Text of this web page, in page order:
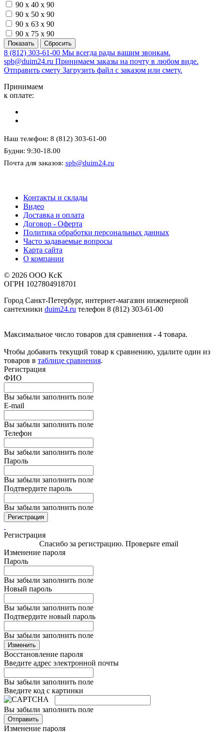
90 х 40 х 90
90 х 50 х 90
90 х 63 х 90
90 х 75 х 90
8 (812) 303-61-00 Мы всегда рады вашим звонкам.
spb@duim24.ru Принимаем заказы на почту в любом виде.
Отправить смету Загрузить файл с заказом или смету.
Принимаем
к оплате:
Наш телефон: 8 (812) 303-61-00
Будни: 9:30-18.00
Почта для заказов: spb@duim24.ru
Контакты и склады
Видео
Доставка и оплата
Договор - Оферта
Политика обработки персональных данных
Часто задаваемые вопросы
Карта сайта
О компании
© 2026 ООО КсК
ОГРН 1027804918701
Город Санкт-Петербург, интернет-магазин инженерной
сантехники duim24.ru телефон 8 (812) 303-61-00
Максимальное число товаров для сравнения - 4 товара.
Чтобы добавить текущий товар к сравнению, удалите один из
товаров в таблице сравнения.
Регистрация
ФИО
Вы забыли заполнить поле
E-mail
Вы забыли заполнить поле
Телефон
Вы забыли заполнить поле
Пароль
Вы забыли заполнить поле
Подтвердите пароль
Вы забыли заполнить поле
Регистрация
Регистрация
Спасибо за регистрацию. Проверьте email
Изменение пароля
Пароль
Вы забыли заполнить поле
Новый пароль
Вы забыли заполнить поле
Подтвердите новый пароль
Вы забыли заполнить поле
Изменить
Восстановление пароля
Введите адрес электронной почты
Вы забыли заполнить поле
Введите код с картинки
Вы забыли заполнить поле
Отправить
Изменение пароля